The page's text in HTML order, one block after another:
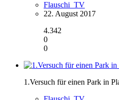
Flauschi_TV
22. August 2017
4.342
0
0
1.Versuch für einen Park in